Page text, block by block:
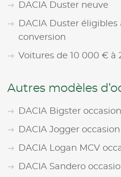
DACIA Duster neuve
DACIA Duster
conversion
Voitures de 10 000 € à
Autres modèles
DACIA Bigster occasion
DACIA Jogger occasion
DACIA Logan MCV
DACIA Sandero